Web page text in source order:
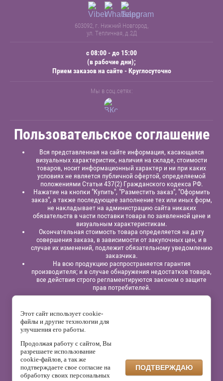
с 08:00 - до 15:00
(в рабочие дни);
Прием заказов на сайте - Круглосуточно
603092, г. Нижний Новгород,
ул. Тепличная, д.2Д
Мы в соц.сетях:
Пользовательское соглашение
Вся представленная на сайте информация, касающаяся
визуальных характеристик, наличия на складе, стоимости
товаров, носит информационный характер и ни при каких
условиях не является публичной офертой, определяемой
положениями Статьи 437(2) Гражданского кодекса РФ.
Нажатие на кнопки "Купить", "Разместить заказ", "Оформить
заказ", а также последующее заполнение тех или иных форм,
не накладывает на администрацию сайта никаких
обязательств в части поставки товара по заявленной цене и
визуальным характеристикам.
Окончательная стоимость товара определяется на дату
совершения заказа, в зависимости от закупочных цен, и в
случае их изменений, подлежит обязательному уведомлению
заказчика.
На всю продукцию распространяется гарантия
производителя; и в случае обнаружения недостатков товара,
все действия строго регламентируются законом о защите
прав потребителей.
предприниматель
Павлинов Антон Вячеславович,
525863414200,ОГРНИП 315525800001838;
р/сч: 40802810129120000332
“Альфа - Банк”,к/с: 30101810200000000824, БИК: 042202824
На сайте используется сервис веб-аналитики Яндекс.Метрика,
который может собирать файлы cookie и данные о поведении
посетителей. Данные обрабатываются ООО «Яндекс» в
соответствии с его политикой конфиденциальности.
Этот сайт использует cookie-
файлы и другие технологии для
улучшения его работы.
Продолжая работу с сайтом, Вы
разрешаете использование
cookie-файлов, а так же
подтверждаете свое согласие на
обработку своих персональных
ПОДТВЕРЖДАЮ